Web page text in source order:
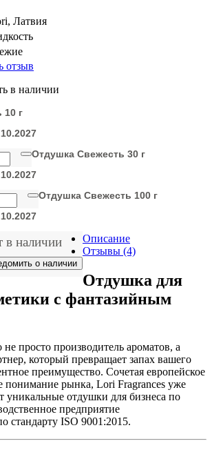
Латвия
отзыв
в наличии
10 г
Отдушка Свежесть 30 г
Отдушка Свежесть 100 г
в наличии
о наличии
Описание
Отзывы (4)
Отдушка для
с фантазийным
не просто производитель ароматов, а
который превращает запах вашего
преимущество. Сочетая европейское
понимание рынка, Lori Fragrances уже
уникальные отдушки для бизнеса по
предприятие
стандарту ISO 9001:2015.